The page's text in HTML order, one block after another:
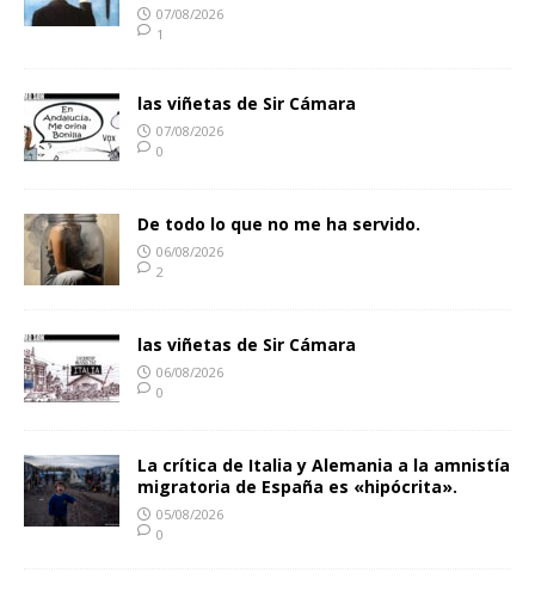
07/08/2026
1
las viñetas de Sir Cámara
07/08/2026
0
De todo lo que no me ha servido.
06/08/2026
2
las viñetas de Sir Cámara
06/08/2026
0
La crítica de Italia y Alemania a la amnistía
migratoria de España es «hipócrita».
05/08/2026
0